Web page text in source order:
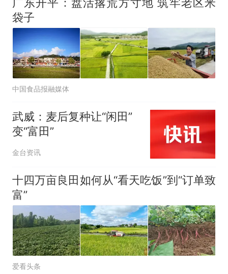
来源：参考消息）
笔试第一被第二名传话劝弃考
热 那个在床头放菜刀的女孩，
因老师一句“跟我回家”改写了
人生
袋子
中国食品报融媒体
武威：麦后复种让“闲田”
变“富田”
金台资讯
十四万亩良田如何从“看天吃饭”到“订单致
富”
爱看头条